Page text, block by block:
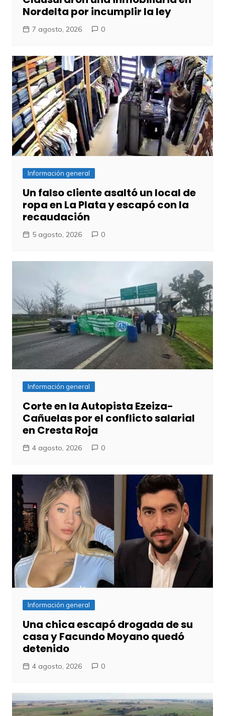
Nordelta por incumplir la ley
7 agosto, 2026 0
Información general
Un falso cliente asaltó un local de
ropa en La Plata y escapó con la
recaudación
5 agosto, 2026 0
Información general
Corte en la Autopista Ezeiza-
Cañuelas por el conflicto salarial
en Cresta Roja
4 agosto, 2026 0
Información general
Una chica escapó drogada de su
casa y Facundo Moyano quedó
detenido
4 agosto, 2026 0